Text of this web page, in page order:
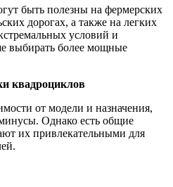
быть полезны на фермерских
дорогах, а также на легких
условий и
выбирать более мощные
квадроциклов
от модели и назначения,
Однако есть общие
их привлекательными для